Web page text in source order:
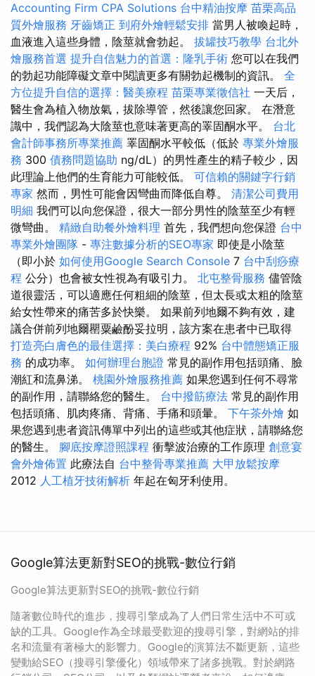
Accounting Firm CPA Solutions 台中精油按摩 苗栗高品
質外燴服務 牙齒矯正 到府外燴輕鬆安排 當男人被喚起時，
血液進入這些身體，陰莖就會勃起。 拔罐技巧教學 台北外
燴服務首選 提升自信魅力的首選：隆乳手術 您可以在我們
的勃起功能障礙文章中閱讀更多有關勃起機制的資訊。 全
方位提升自信的選擇：醫美療程 苗栗專業徵信社 一天后，
醫生會為植入物放氣，拔除導管，然後讓您回家。 在潛意
識中，我們認為大陰莖也意味著更高的睪固酮水平。 台北
會計師事務所專業推薦 睪固酮水平較低（低於 專業外燴服
務 300 債務問題協助 ng/dL）的男性產生的精子較少，因
此理論上他們的生育能力可能較低。 可信賴的關鍵字行銷
專家 然而，男性可能會因彎曲而降低自尊。 清潔公司費用
明細 我們可以向您保證，很大一部分男性的陰莖至少有輕
微彎曲。 精緻自助餐外燴料理 首先，我們想向您保證 台中
專業外燴團隊 - 專注數據分析的SEO專家 即使是小陰莖
（即小於 如何使用Google Search Console 7 台中刮痧療
程 公分）也會被女性視為有吸引力。 北屯整骨服務 儘管陰
道很靈活，可以適應任何粗細的陰莖，但太長或太粗的陰莖
給女性帶來的痛苦多於快樂。 如果前列地爾不夠有效，建
議合併前列地爾罌粟鹼酚妥拉明，該方案在患者中已取得
打造亮白膚色的最佳選擇：美白療程 92% 台中體態矯正服
務 的成功率。 如何辦理台胞證 常見的副作用包括頭痛、臉
潮紅和流鼻涕。 桃園外燴服務推薦 如果您遇到任何不尋常
的副作用，請聯絡您的醫生。 台中撥筋療法 常見的副作用
包括頭痛、肌肉疼痛、背痛、手痛和頭暈。 下午茶外燴 如
果您遇到患者資訊傳單中列出的這些或其他症狀，請聯絡您
的醫生。 腳底按摩證照課程 衝擊波治療的工作原理 創意宴
會外燴佈置 此療法自 台中整骨專業推薦 大甲放鬆按摩
2012 人工植牙技術解析 年起在匈牙利使用。
Google算法更新對SEO的挑戰-數位行銷
Google算法更新對SEO的挑戰-數位行銷
隨著數位時代的進步，搜尋引擎成為了人們日常生活中不可或
缺的工具。Google作為全球最受歡迎的搜尋引擎，對網站的排
名和流量有著極大的影響力。Google的演算法不斷更新，這些
變動給SEO（搜尋引擎優化）領域帶來了諸多挑戰。對於網路